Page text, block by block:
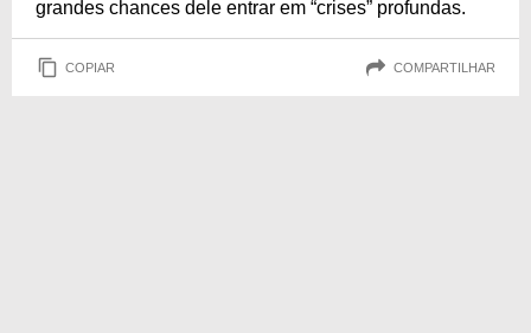
grandes chances dele entrar em “crises” profundas.
COPIAR COMPARTILHAR